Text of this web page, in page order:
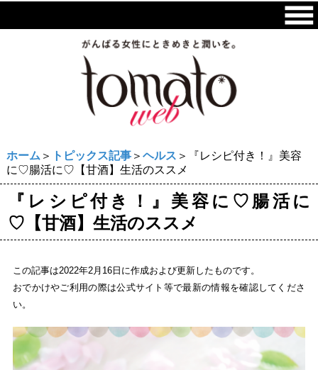
ホーム ＞ トピックス記事＞ ヘルス ＞『レシピ付き！』美容
に♡腸活に♡【甘酒】生活のススメ
『レシピ付き！』美容に♡腸活に
♡【甘酒】生活のススメ
この記事は2022年2月16日に作成および更新したものです。
おでかけやご利用の際は公式サイト等で最新の情報を確認してくださ
い。